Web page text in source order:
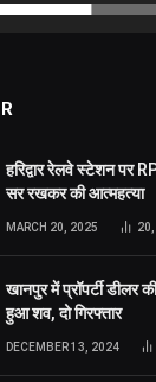
हरिद्वार रेलवे स्टेशन पर
सर रखकर की आत्महत्या
MARCH 20, 2025
खानपुर में प्रॉपर्टी डीलर
हुआ शव, दो गिरफ्तार
DECEMBER 13, 2024